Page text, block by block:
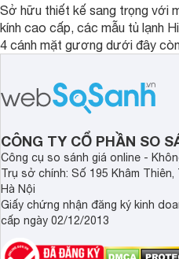
Sở hữu thiết kế sang trọng với
kính cao cấp, các mẫu tủ lạnh
4 cánh mặt gương dưới đây
công nghệ bảo quản hiện đại,
tốt nhu cầu lưu trữ thực phẩm
CÔNG TY CỔ PHẦN SO
Công cụ so sánh giá online -
Trụ sở chính: Số 195 Khâm
Hà Nội
Giấy chứng nhận đăng ký kinh
cấp ngày 02/12/2013